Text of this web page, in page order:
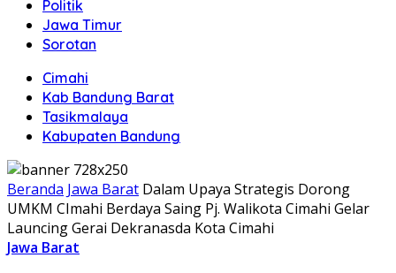
Politik
Jawa Timur
Sorotan
Cimahi
Kab Bandung Barat
Tasikmalaya
Kabupaten Bandung
Beranda Jawa Barat Dalam Upaya Strategis Dorong
UMKM CImahi Berdaya Saing Pj. Walikota Cimahi Gelar
Launcing Gerai Dekranasda Kota Cimahi
Jawa Barat